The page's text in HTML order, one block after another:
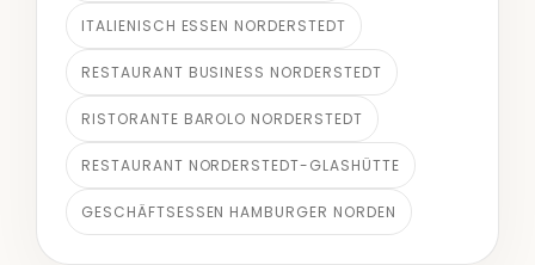
ITALIENISCH ESSEN NORDERSTEDT
RESTAURANT BUSINESS NORDERSTEDT
RISTORANTE BAROLO NORDERSTEDT
RESTAURANT NORDERSTEDT-GLASHÜTTE
GESCHÄFTSESSEN HAMBURGER NORDEN